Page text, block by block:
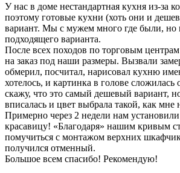
У нас в доме нестандартная кухня из-за
поэтому готовые кухни (хоть они и
вариант. Мы с мужем много где были, но
подходящего варианта.
После всех походов по торговым
на заказ под наши размеры. Вызвали
обмерил, посчитал, нарисовал кухню
хотелось, и картинка в голове сложилась
скажу, что это самый дешевый вариант,
вписалась и цвет выбрала такой, как мне
Примерно через 2 недели нам
красавицу! «Благодаря» нашим кривым
помучиться с монтажом верхних
получился отменный.
Большое всем спасибо! Рекомендую!